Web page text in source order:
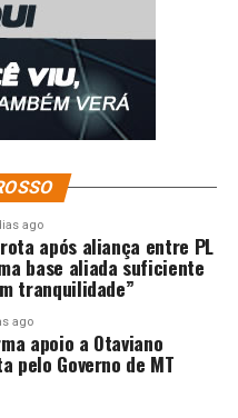
ago
após aliança entre PL
base aliada suficiente
tranquilidade”
ago
apoio a Otaviano
pelo Governo de MT